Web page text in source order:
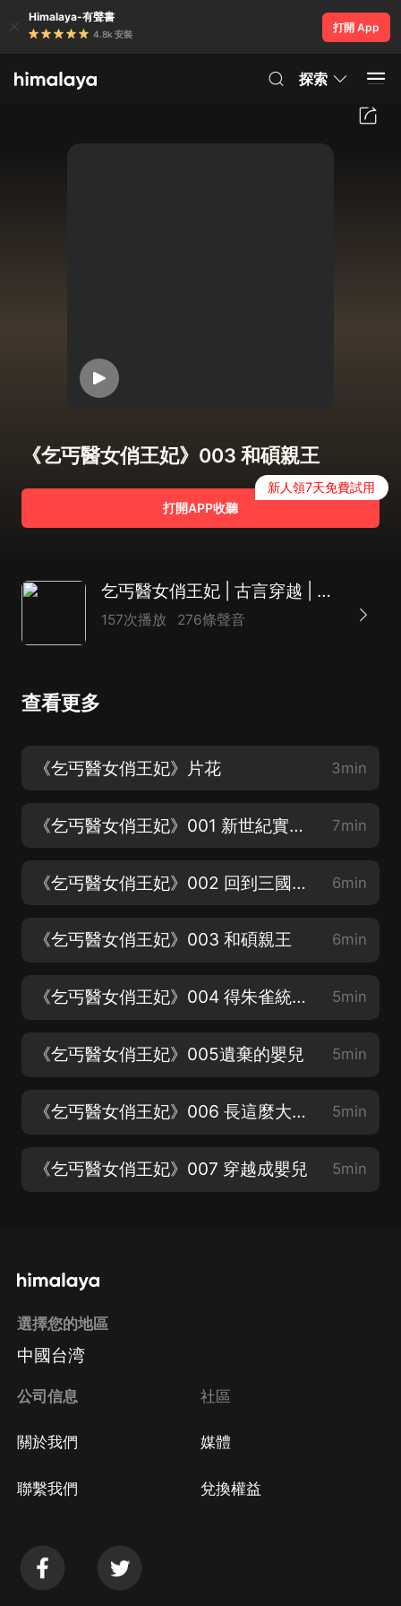
Himalaya-有聲書
4.8k 安裝
打開 App
探索
《乞丐醫女俏王妃》003 和碩親王
打開APP收聽
新人領7天免費試用
乞丐醫女俏王妃 | 古言穿越 | 多人有聲劇
157次播放 276條聲音
查看更多
《乞丐醫女俏王妃》片花 3min
《乞丐醫女俏王妃》001 新世紀實習醫生 7min
《乞丐醫女俏王妃》002 回到三國時期？ 6min
《乞丐醫女俏王妃》003 和碩親王 6min
《乞丐醫女俏王妃》004 得朱雀統天下 5min
《乞丐醫女俏王妃》005遺棄的嬰兒 5min
《乞丐醫女俏王妃》006 長這麼大了還尿床 5min
《乞丐醫女俏王妃》007 穿越成嬰兒 5min
選擇您的地區
中國台湾
公司信息
關於我們
聯繫我們
社區
媒體
兌換權益